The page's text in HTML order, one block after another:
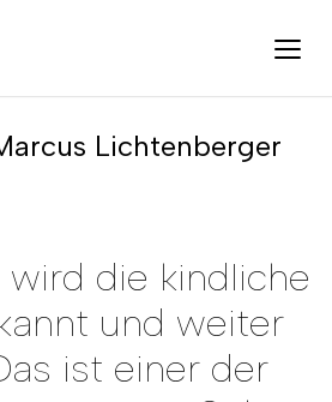
Lichtenberger
wird die kindliche
und weiter
ist einer der